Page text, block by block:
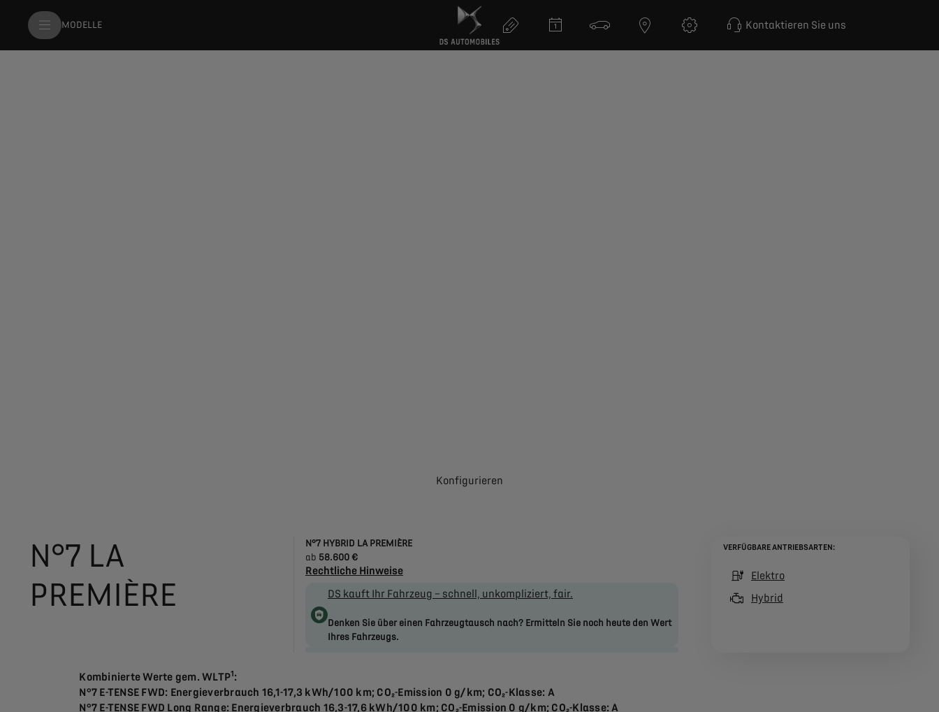
MODELLE Kontaktieren Sie uns
Konfigurieren
N°7 LA
PREMIÈRE
N°7 HYBRID LA PREMIÈRE
ab 58.600 €
Rechtliche Hinweise
DS kauft Ihr Fahrzeug – schnell, unkompliziert, fair.
Denken Sie über einen Fahrzeugtausch nach? Ermitteln Sie noch heute den Wert
Ihres Fahrzeugs.
VERFÜGBARE ANTRIEBSARTEN:
(active )
Elektro
Hybrid
Kombinierte Werte gem. WLTP1:
N°7 E-TENSE FWD: Energieverbrauch 16,1-17,3 kWh/100 km; CO₂-Emission 0 g/km; CO₂-Klasse: A
N°7 E-TENSE FWD Long Range: Energieverbrauch 16,3-17,6 kWh/100 km; CO₂-Emission 0 g/km; CO₂-Klasse: A